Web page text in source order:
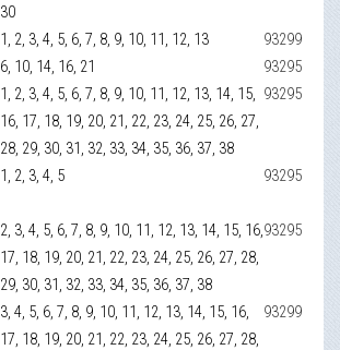
30
1, 2, 3, 4, 5, 6, 7, 8, 9, 10, 11, 12, 13
93299
6, 10, 14, 16, 21
93295
1, 2, 3, 4, 5, 6, 7, 8, 9, 10, 11, 12, 13, 14, 15,
16, 17, 18, 19, 20, 21, 22, 23, 24, 25, 26, 27,
28, 29, 30, 31, 32, 33, 34, 35, 36, 37, 38
93295
1, 2, 3, 4, 5 93295
2, 3, 4, 5, 6, 7, 8, 9, 10, 11, 12, 13, 14, 15, 16,
17, 18, 19, 20, 21, 22, 23, 24, 25, 26, 27, 28,
29, 30, 31, 32, 33, 34, 35, 36, 37, 38
93295
3, 4, 5, 6, 7, 8, 9, 10, 11, 12, 13, 14, 15, 16,
17, 18, 19, 20, 21, 22, 23, 24, 25, 26, 27, 28,
93299